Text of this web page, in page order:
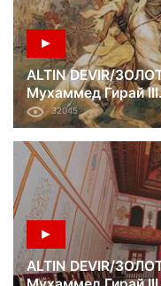
ALTIN DEVIR/
Мухаммед Гирай
32045
ALTIN DEVIR/